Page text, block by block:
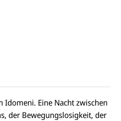
Idomeni. Eine Nacht zwischen
der Bewegungslosigkeit, der